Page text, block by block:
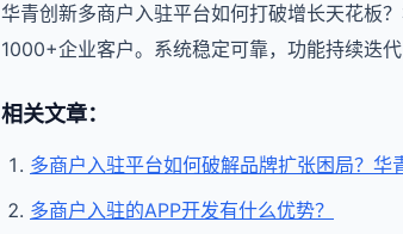
华青创新多商户入驻平台如何打破增长天花板
1000+企业客户。系统稳定可靠，功能持续迭
相关文章：
多商户入驻平台如何破解品牌扩张困局？华
多商户入驻的APP开发有什么优势？